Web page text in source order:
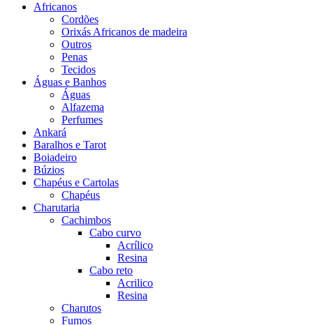
Africanos
Cordões
Orixás Africanos de madeira
Outros
Penas
Tecidos
Águas e Banhos
Águas
Alfazema
Perfumes
Ankará
Baralhos e Tarot
Boiadeiro
Búzios
Chapéus e Cartolas
Chapéus
Charutaria
Cachimbos
Cabo curvo
Acrílico
Resina
Cabo reto
Acrilico
Resina
Charutos
Fumos